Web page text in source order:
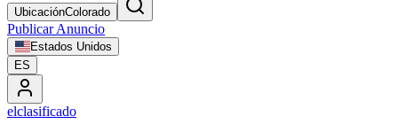
UbicaciónColorado
Publicar Anuncio
Estados Unidos
ES
elclasificado